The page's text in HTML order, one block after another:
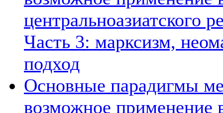
центральноазиатского
Часть 3: марксизм,
подход
Основные парадигмы
возможное применение